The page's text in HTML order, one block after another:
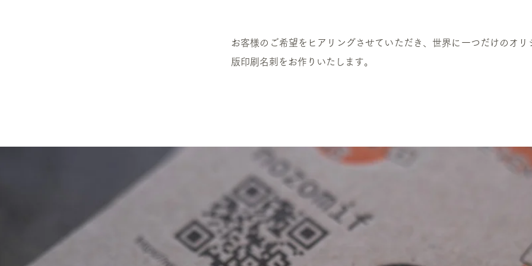
お客様のご希望をヒアリングさせていただき、世界に一つだけのオリ
版印刷名刺をお作りいたします。